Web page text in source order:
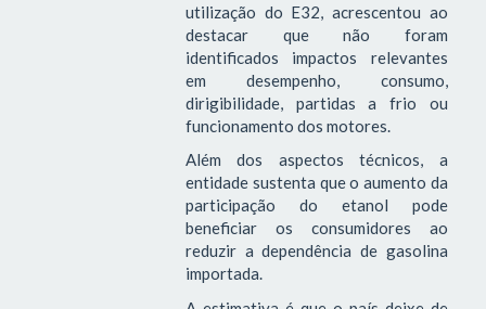
utilização do E32, acrescentou ao
destacar que não foram
identificados impactos relevantes
em desempenho, consumo,
dirigibilidade, partidas a frio ou
funcionamento dos motores.
Além dos aspectos técnicos, a
entidade sustenta que o aumento da
participação do etanol pode
beneficiar os consumidores ao
reduzir a dependência de gasolina
importada.